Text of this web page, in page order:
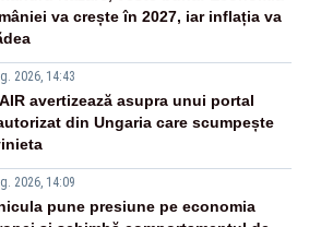
va crește în 2027, iar inflația va
2026, 14:43
avertizează asupra unui portal
din Ungaria care scumpește
2026, 14:09
pune presiune pe economia